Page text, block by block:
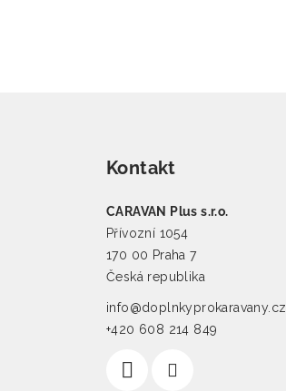
Kontakt
CARAVAN Plus s.r.o.
Přívozní 1054
170 00 Praha 7
Česká republika
info@doplnkyprokaravany.cz
+420 608 214 849